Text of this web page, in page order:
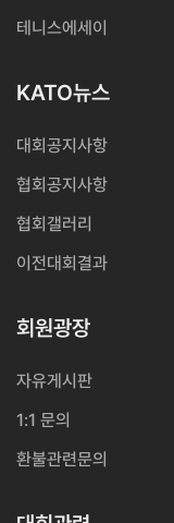
테니스에세이
KATO뉴스
대회공지사항
협회공지사항
협회갤러리
이전대회결과
회원광장
자유게시판
1:1 문의
환불관련문의